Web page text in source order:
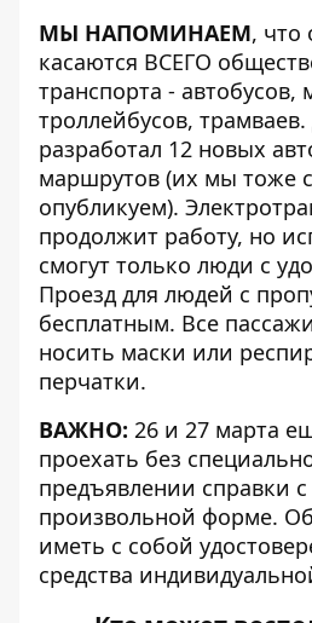
МЫ НАПОМИНАЕМ, что
касаются ВСЕГО
транспорта - автобусов,
троллейбусов,
разработал 12 новых
маршрутов (их мы тоже
опубликуем).
продолжит работу, но
смогут только люди с
Проезд для людей с
бесплатным. Все
носить маски или
перчатки.
ВАЖНО: 26 и 27 марта
проехать без
предъявлении справки
произвольной форме.
иметь с собой
средства